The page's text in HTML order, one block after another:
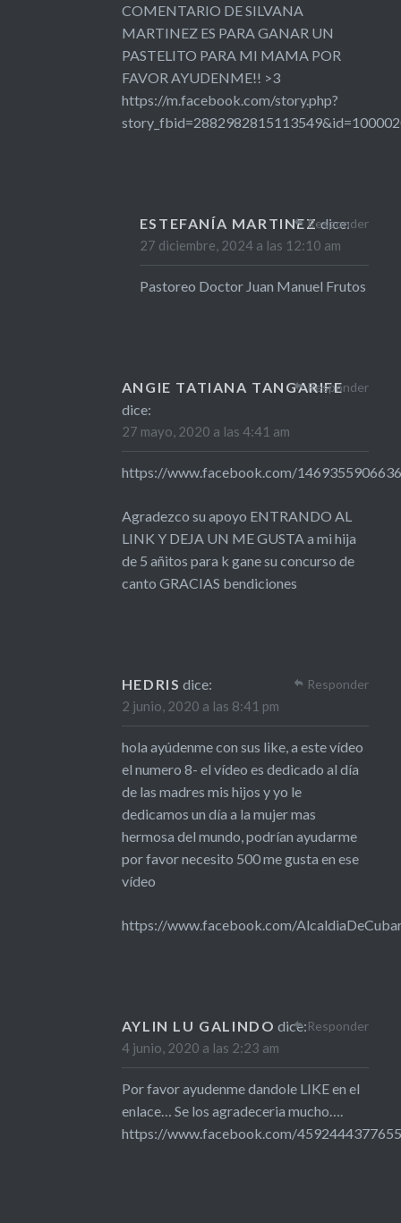
COMENTARIO DE SILVANA
MARTINEZ ES PARA GANAR UN
PASTELITO PARA MI MAMA POR
FAVOR AYUDENME!! >3
https://m.facebook.com/story.php?
ESTEFANÍA MARTINEZdice:
27 diciembre, 2024 a las 12:10 am
Pastoreo Doctor Juan Manuel Frutos
Responder
ANGIE TATIANA TANGARIFE
dice:
27 mayo, 2020 a las 4:41 am
https://www.facebook.com/
Agradezco su apoyo ENTRANDO AL
LINK Y DEJA UN ME GUSTA a mi hija
de 5 añitos para k gane su concurso de
canto GRACIAS bendiciones
Responder
HEDRIS dice:
2 junio, 2020 a las 8:41 pm
hola ayúdenme con sus like, a este vídeo
el numero 8- el vídeo es dedicado al día
de las madres mis hijos y yo le
dedicamos un día a la mujer mas
hermosa del mundo, podrían ayudarme
por favor necesito 500 me gusta en ese
vídeo
https://www.facebook.com/
Responder
AYLIN LU GALINDO dice:
4 junio, 2020 a las 2:23 am
Por favor ayudenme dandole LIKE en el
enlace… Se los agradeceria mucho….
https://www.facebook.com/
Responder